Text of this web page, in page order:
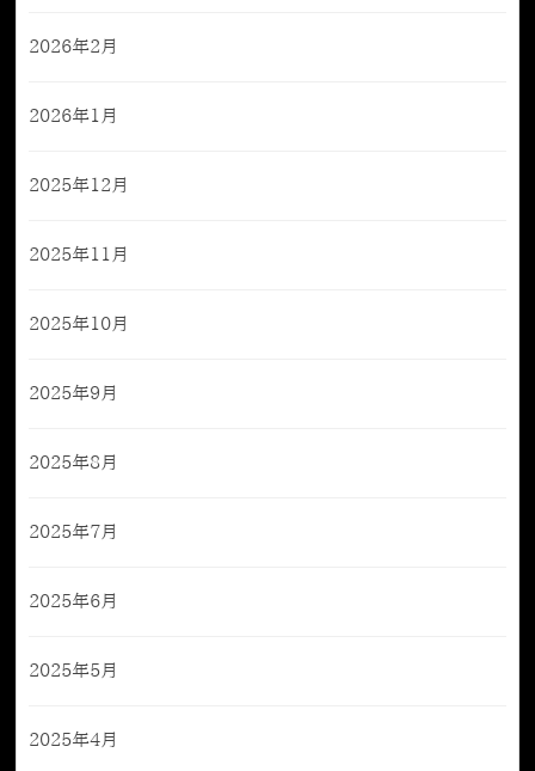
2026年2月
2026年1月
2025年12月
2025年11月
2025年10月
2025年9月
2025年8月
2025年7月
2025年6月
2025年5月
2025年4月